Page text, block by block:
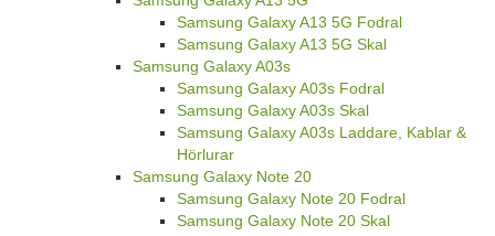
Samsung Galaxy A13 5G Fodral
Samsung Galaxy A13 5G Skal
Samsung Galaxy A03s
Samsung Galaxy A03s Fodral
Samsung Galaxy A03s Skal
Samsung Galaxy A03s Laddare, Kablar &
Hörlurar
Samsung Galaxy Note 20
Samsung Galaxy Note 20 Fodral
Samsung Galaxy Note 20 Skal